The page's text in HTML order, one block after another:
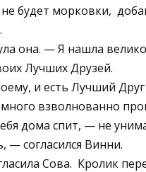
будет морковки,
она. — Я нашла
Лучших Друзей.
и есть Лучший
взволнованно
дома спит, — не
согласился Винни.
Сова. ­ Кролик